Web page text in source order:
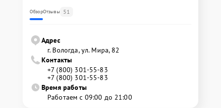
ОбзорОтзывы 51
Адрес
г. Вологда, ул. Мира, 82
Контакты
+7 (800) 301-55-83
+7 (800) 301-55-83
Время работы
Работаем с 09:00 до 21:00